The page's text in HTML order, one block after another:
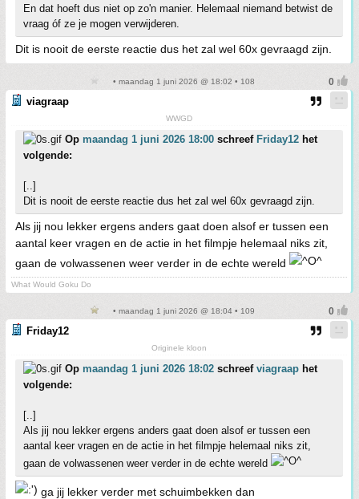
En dat hoeft dus niet op zo'n manier. Helemaal niemand betwist de
vraag óf ze je mogen verwijderen.
Dit is nooit de eerste reactie dus het zal wel 60x gevraagd zijn.
• maandag 1 juni 2026 @ 18:02 • 108
viagraap
WWGD
Op maandag 1 juni 2026 18:00 schreef Friday12 het
volgende:
[..]
Dit is nooit de eerste reactie dus het zal wel 60x gevraagd zijn.
Als jij nou lekker ergens anders gaat doen alsof er tussen een
aantal keer vragen en de actie in het filmpje helemaal niks zit,
gaan de volwassenen weer verder in de echte wereld
What Would Goku Do
• maandag 1 juni 2026 @ 18:04 • 109
Friday12
Originele kloon
Op maandag 1 juni 2026 18:02 schreef viagraap het
volgende:
[..]
Als jij nou lekker ergens anders gaat doen alsof er tussen een
aantal keer vragen en de actie in het filmpje helemaal niks zit,
gaan de volwassenen weer verder in de echte wereld
ga jij lekker verder met schuimbekken dan